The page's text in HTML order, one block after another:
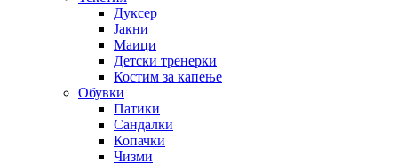
Дуксер
Јакни
Маици
Детски тренерки
Костим за капење
Обувки
Патики
Сандалки
Копачки
Чизми